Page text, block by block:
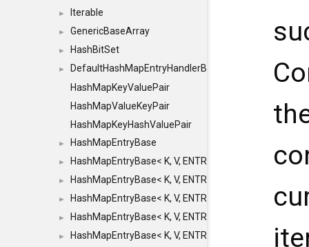
► Iterable
► GenericBaseArray
► HashBitSet
►
DefaultHashMapEntryHandlerBase
HashMapKeyValuePair
HashMapValueKeyPair
HashMapKeyHashValuePair
► HashMapEntryBase
► HashMapEntryBase< K, V, ENTRY_HANDLER,
► HashMapEntryBase< K, V, ENTRY_HANDLER,
► HashMapEntryBase< K, V, ENTRY_HANDLER,
► HashMapEntryBase< K, V, ENTRY_HANDLER,
► HashMapEntryBase< K, V, ENTRY_HANDLER,